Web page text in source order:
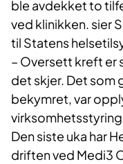
ble avdekket to
ved klinikken. sier
til Statens
– Oversett kreft er
det skjer. Det som
bekymret, var
Den siste uka har
driften ved Medi3